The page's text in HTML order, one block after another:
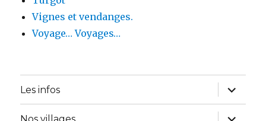
Vignes et vendanges.
Voyage… Voyages…
Les infos
ouvrir
le
sous-
menu
ouvrir